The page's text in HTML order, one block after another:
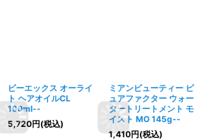
ビーエックス オーライ
ト ヘアオイルCL
100ml--
5,720円(税込)
ミアンビューティー ピ
ュアファクター ウォー
タートリートメント モ
イスト MO 145g--
1,410円(税込)